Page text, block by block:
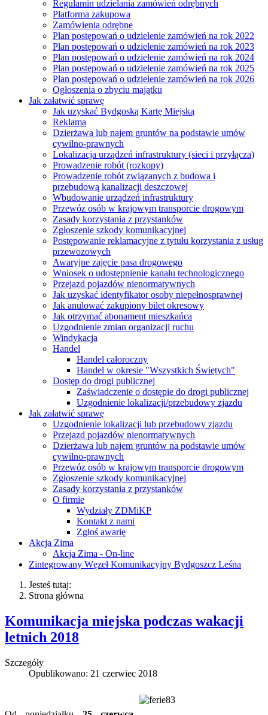
Regulamin udzielania zamówień odrębnych
Platforma zakupowa
Zamówienia odrębne
Plan postępowań o udzielenie zamówień na rok 2022
Plan postępowań o udzielenie zamówień na rok 2023
Plan postępowań o udzielenie zamówień na rok 2024
Plan postępowań o udzielenie zamówień na rok 2025
Plan postępowań o udzielenie zamówień na rok 2026
Ogłoszenia o zbyciu majątku
Jak załatwić sprawę
Jak uzyskać Bydgoską Kartę Miejską
Reklama
Dzierżawa lub najem gruntów na podstawie umów
cywilno-prawnych
Lokalizacja urządzeń infrastruktury (sieci i przyłącza)
Prowadzenie robót (rozkopy)
Prowadzenie robót związanych z budowa i
przebudową kanalizacji deszczowej
Wbudowanie urządzeń infrastruktury
Przewóz osób w krajowym transporcie drogowym
Zasady korzystania z przystanków
Zgłoszenie szkody komunikacyjnej
Postępowanie reklamacyjne z tytułu korzystania z usług
przewozowych
Awaryjne zajęcie pasa drogowego
Wniosek o udostępnienie kanału technologicznego
Przejazd pojazdów nienormatywnych
Jak uzyskać identyfikator osoby niepełnosprawnej
Jak anulować zakupiony bilet okresowy
Jak otrzymać abonament mieszkańca
Uzgodnienie zmian organizacji ruchu
Windykacja
Handel
Handel całoroczny
Handel w okresie "Wszystkich Świętych"
Dostęp do drogi publicznej
Zaświadczenie o dostępie do drogi publicznej
Uzgodnienie lokalizacji/przebudowy zjazdu
Jak załatwić sprawę
Uzgodnienie lokalizacji lub przebudowy zjazdu
Przejazd pojazdów nienormatywnych
Dzierżawa lub najem gruntów na podstawie umów
cywilno-prawnych
Przewóz osób w krajowym transporcie drogowym
Zgłoszenie szkody komunikacyjnej
Zasady korzystania z przystanków
O firmie
Wydziały ZDMiKP
Kontakt z nami
Zgłoś awarię
Akcja Zima
Akcja Zima - On-line
Zintegrowany Węzeł Komunikacyjny Bydgoszcz Leśna
Jesteś tutaj:
Strona główna
Komunikacja miejska podczas wakacji
letnich 2018
Szczegóły
Opublikowano: 21 czerwiec 2018